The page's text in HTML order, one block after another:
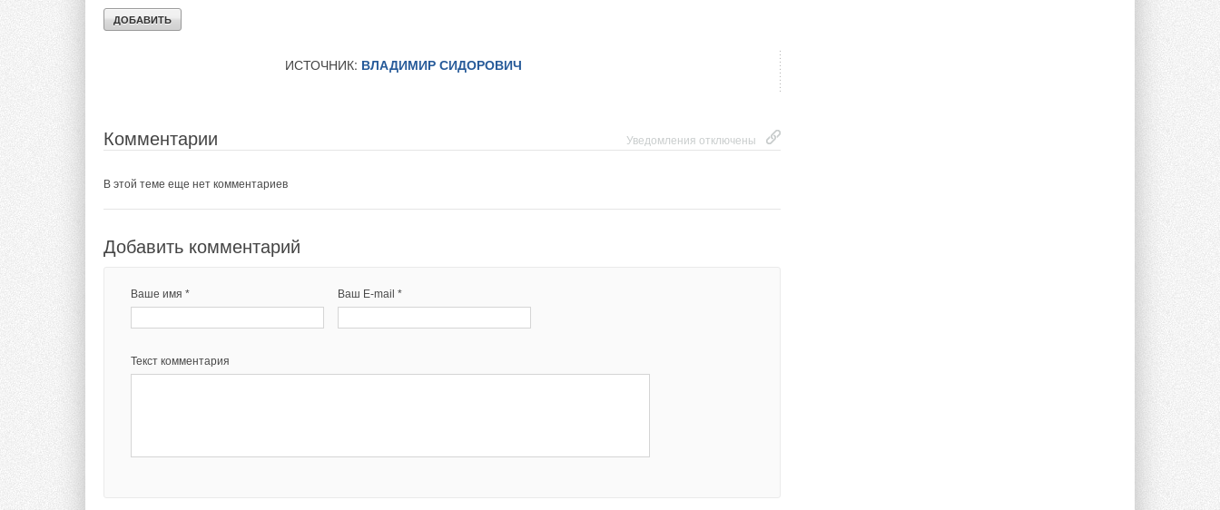
ИСТОЧНИК: ВЛАДИМИР СИДОРОВИЧ
Уведомления отключены
Комментарии
В этой теме еще нет комментариев
Добавить комментарий
Ваше имя * Ваш E-mail *
Текст комментария